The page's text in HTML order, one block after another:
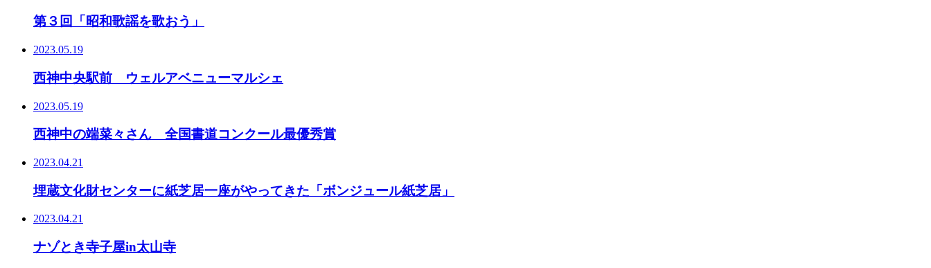
第３回「昭和歌謡を歌おう」
2023.05.19
西神中央駅前 ウェルアベニューマルシェ
2023.05.19
西神中の端菜々さん 全国書道コンクール最優秀賞
2023.04.21
埋蔵文化財センターに紙芝居一座がやってきた「ボンジュール紙芝居」
2023.04.21
ナゾとき寺子屋in太山寺